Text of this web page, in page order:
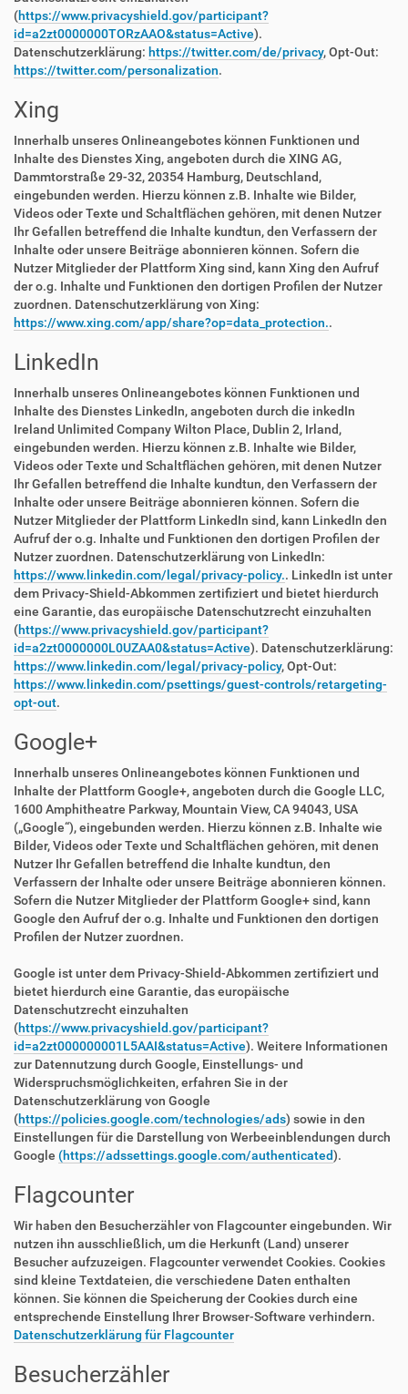
(https://www.privacyshield.gov/participant?
id=a2zt0000000TORzAAO&status=Active).
Datenschutzerklärung: https://twitter.com/de/privacy, Opt-Out:
https://twitter.com/personalization.
Xing
Innerhalb unseres Onlineangebotes können Funktionen und
Inhalte des Dienstes Xing, angeboten durch die XING AG,
Dammtorstraße 29-32, 20354 Hamburg, Deutschland,
eingebunden werden. Hierzu können z.B. Inhalte wie Bilder,
Videos oder Texte und Schaltflächen gehören, mit denen Nutzer
Ihr Gefallen betreffend die Inhalte kundtun, den Verfassern der
Inhalte oder unsere Beiträge abonnieren können. Sofern die
Nutzer Mitglieder der Plattform Xing sind, kann Xing den Aufruf
der o.g. Inhalte und Funktionen den dortigen Profilen der Nutzer
zuordnen. Datenschutzerklärung von Xing:
https://www.xing.com/app/share?op=data_protection..
LinkedIn
Innerhalb unseres Onlineangebotes können Funktionen und
Inhalte des Dienstes LinkedIn, angeboten durch die inkedIn
Ireland Unlimited Company Wilton Place, Dublin 2, Irland,
eingebunden werden. Hierzu können z.B. Inhalte wie Bilder,
Videos oder Texte und Schaltflächen gehören, mit denen Nutzer
Ihr Gefallen betreffend die Inhalte kundtun, den Verfassern der
Inhalte oder unsere Beiträge abonnieren können. Sofern die
Nutzer Mitglieder der Plattform LinkedIn sind, kann LinkedIn den
Aufruf der o.g. Inhalte und Funktionen den dortigen Profilen der
Nutzer zuordnen. Datenschutzerklärung von LinkedIn:
https://www.linkedin.com/legal/privacy-policy.. LinkedIn ist unter
dem Privacy-Shield-Abkommen zertifiziert und bietet hierdurch
eine Garantie, das europäische Datenschutzrecht einzuhalten
(https://www.privacyshield.gov/participant?
id=a2zt0000000L0UZAA0&status=Active). Datenschutzerklärung:
https://www.linkedin.com/legal/privacy-policy, Opt-Out:
https://www.linkedin.com/psettings/guest-controls/retargeting-
opt-out.
Google+
Innerhalb unseres Onlineangebotes können Funktionen und
Inhalte der Plattform Google+, angeboten durch die Google LLC,
1600 Amphitheatre Parkway, Mountain View, CA 94043, USA
(„Google“), eingebunden werden. Hierzu können z.B. Inhalte wie
Bilder, Videos oder Texte und Schaltflächen gehören, mit denen
Nutzer Ihr Gefallen betreffend die Inhalte kundtun, den
Verfassern der Inhalte oder unsere Beiträge abonnieren können.
Sofern die Nutzer Mitglieder der Plattform Google+ sind, kann
Google den Aufruf der o.g. Inhalte und Funktionen den dortigen
Profilen der Nutzer zuordnen.
Google ist unter dem Privacy-Shield-Abkommen zertifiziert und
bietet hierdurch eine Garantie, das europäische
Datenschutzrecht einzuhalten
(https://www.privacyshield.gov/participant?
id=a2zt000000001L5AAI&status=Active). Weitere Informationen
zur Datennutzung durch Google, Einstellungs- und
Widerspruchsmöglichkeiten, erfahren Sie in der
Datenschutzerklärung von Google
(https://policies.google.com/technologies/ads) sowie in den
Einstellungen für die Darstellung von Werbeeinblendungen durch
Google (https://adssettings.google.com/authenticated).
Flagcounter
Wir haben den Besucherzähler von Flagcounter eingebunden. Wir
nutzen ihn ausschließlich, um die Herkunft (Land) unserer
Besucher aufzuzeigen. Flagcounter verwendet Cookies. Cookies
sind kleine Textdateien, die verschiedene Daten enthalten
können. Sie können die Speicherung der Cookies durch eine
entsprechende Einstellung Ihrer Browser-Software verhindern.
Datenschutzerklärung für Flagcounter
Besucherzähler